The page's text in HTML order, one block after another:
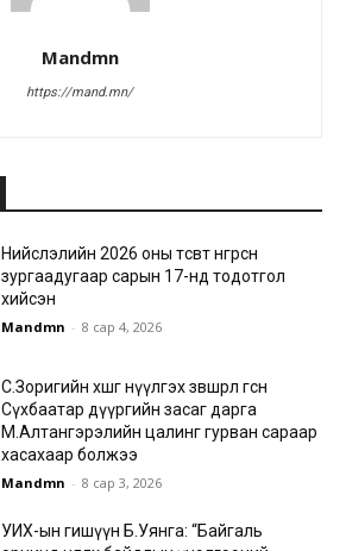
Mandmn
https://mand.mn/
Нийслэлийн 2026 оны төсөвт өнгөрсөн
зургаадугаар сарын 17-нд тодотгол
хийсэн
Mandmn - 8 сар 4, 2026
С.Зоригийн хөшөөг нүүлгэх зөвшөөрөл өгсөн
Сүхбаатар дүүргийн засаг дарга
М.Алтангэрэлийн цалинг гурван сараар
хасахаар болжээ
Mandmn - 8 сар 3, 2026
УИХ-ын гишүүн Б.Уянга: “Байгаль